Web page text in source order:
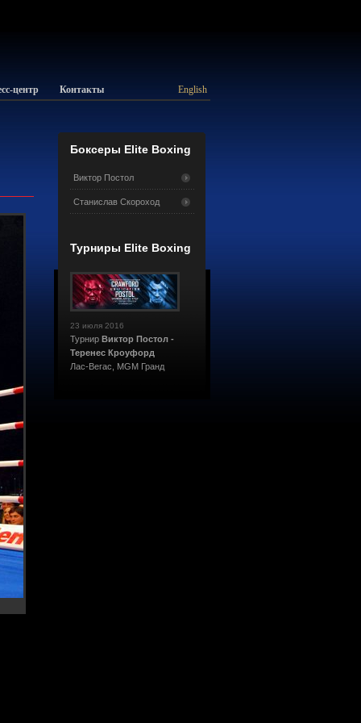
центр Контакты English
Боксеры Elite Boxing
Виктор Постол
Станислав Скороход
Турниры Elite Boxing
23 июля 2016
Турнир Виктор Постол -
Теренес Кроуфорд
Лас-Вегас, MGM Гранд